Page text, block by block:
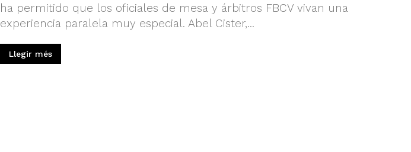
ha permitido que los oficiales de mesa y árbitros FBCV vivan una
experiencia paralela muy especial. Abel Cister,...
Llegir més